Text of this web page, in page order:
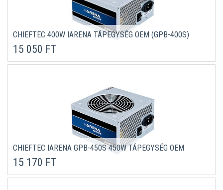
CHIEFTEC 400W IARENA TÁPEGYSÉG OEM (GPB-400S)
15 050 FT
CHIEFTEC IARENA GPB-450S 450W TÁPEGYSÉG OEM
15 170 FT